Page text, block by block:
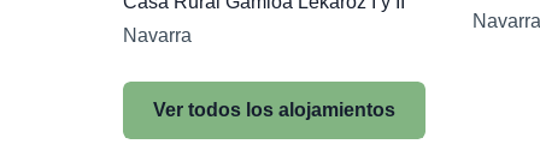
Navarra
Navarra
Ver todos los alojamientos